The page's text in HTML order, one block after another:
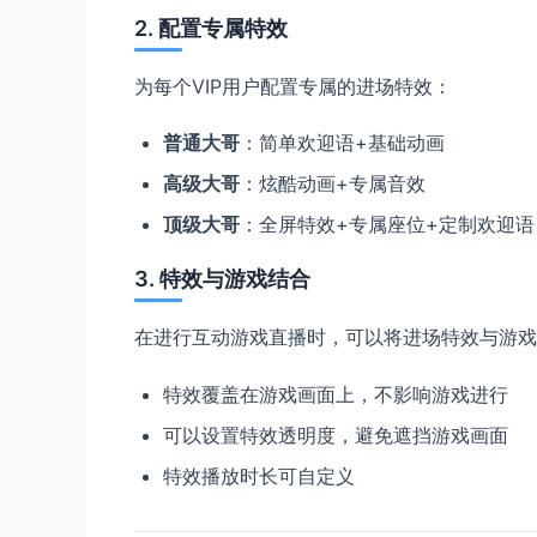
2. 配置专属特效
为每个VIP用户配置专属的进场特效：
普通大哥 ：简单欢迎语+基础动画
高级大哥 ：炫酷动画+专属音效
顶级大哥 ：全屏特效+专属座位+定制欢迎语
3. 特效与游戏结合
在进行互动游戏直播时，可以将进场特效与游
特效覆盖在游戏画面上，不影响游戏进行
可以设置特效透明度，避免遮挡游戏画面
特效播放时长可自定义